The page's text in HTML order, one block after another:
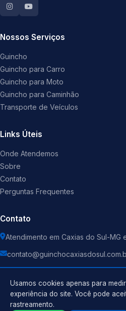
Nossos Serviços
Guincho
Guincho para Carro
Guincho para Moto
Guincho para Caminhão
Transporte de Veículos
Links Úteis
Onde Atendemos
Sobre
Contato
Perguntas Frequentes
Contato
Atendimento em Caxias do Sul-MG
Usamos cookies apenas para
experiência do site. Você pode
rastreamento.